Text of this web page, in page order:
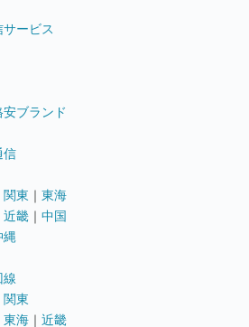
ービス
ブランド
信
関東 ｜ 東海
近畿 ｜ 中国
縄
線
関東
東海 ｜ 近畿